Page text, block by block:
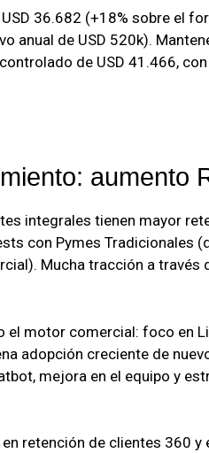
36.682 (+18% sobre el
anual de USD 520k).
de USD 41.466,
aumento
integrales tienen mayor
con Pymes Tradicionales
Mucha tracción a través
el motor comercial: foco en
adopción creciente de
mejora en el equipo y
retención de clientes 360 y